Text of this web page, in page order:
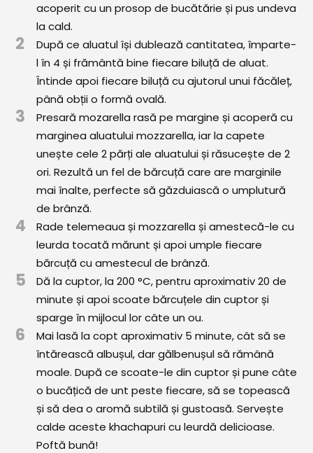
CONCURS
acoperit cu un prosop de bucătărie și pus undeva
la cald.
2
După ce aluatul își dublează cantitatea, împarte-
l în 4 și frământă bine fiecare biluță de aluat.
Întinde apoi fiecare biluță cu ajutorul unui făcăleț,
până obții o formă ovală.
3
Presară mozarella rasă pe margine și acoperă cu
marginea aluatului mozzarella, iar la capete
unește cele 2 părți ale aluatului și răsucește de 2
ori. Rezultă un fel de bărcuță care are marginile
mai înalte, perfecte să găzduiască o umplutură
de brânză.
4
Rade telemeaua și mozzarella și amestecă-le cu
leurda tocată mărunt și apoi umple fiecare
bărcuță cu amestecul de brânză.
5
Dă la cuptor, la 200 °C, pentru aproximativ 20 de
minute și apoi scoate bărcuțele din cuptor și
sparge în mijlocul lor câte un ou.
6
Mai lasă la copt aproximativ 5 minute, cât să se
întărească albușul, dar gălbenușul să rămână
moale. După ce scoate-le din cuptor și pune câte
o bucățică de unt peste fiecare, să se topească
și să dea o aromă subtilă și gustoasă. Servește
calde aceste khachapuri cu leurdă delicioase.
Poftă bună!